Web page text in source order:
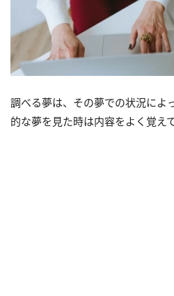
調べる夢は、その夢での状況によ
的な夢を見た時は内容をよく覚え